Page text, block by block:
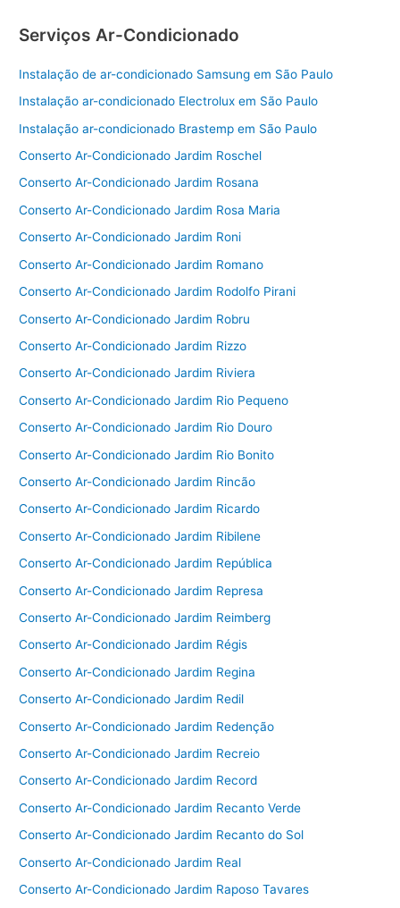
Serviços Ar-Condicionado
Instalação de ar-condicionado Samsung em São Paulo
Instalação ar-condicionado Electrolux em São Paulo
Instalação ar-condicionado Brastemp em São Paulo
Conserto Ar-Condicionado Jardim Roschel
Conserto Ar-Condicionado Jardim Rosana
Conserto Ar-Condicionado Jardim Rosa Maria
Conserto Ar-Condicionado Jardim Roni
Conserto Ar-Condicionado Jardim Romano
Conserto Ar-Condicionado Jardim Rodolfo Pirani
Conserto Ar-Condicionado Jardim Robru
Conserto Ar-Condicionado Jardim Rizzo
Conserto Ar-Condicionado Jardim Riviera
Conserto Ar-Condicionado Jardim Rio Pequeno
Conserto Ar-Condicionado Jardim Rio Douro
Conserto Ar-Condicionado Jardim Rio Bonito
Conserto Ar-Condicionado Jardim Rincão
Conserto Ar-Condicionado Jardim Ricardo
Conserto Ar-Condicionado Jardim Ribilene
Conserto Ar-Condicionado Jardim República
Conserto Ar-Condicionado Jardim Represa
Conserto Ar-Condicionado Jardim Reimberg
Conserto Ar-Condicionado Jardim Régis
Conserto Ar-Condicionado Jardim Regina
Conserto Ar-Condicionado Jardim Redil
Conserto Ar-Condicionado Jardim Redenção
Conserto Ar-Condicionado Jardim Recreio
Conserto Ar-Condicionado Jardim Record
Conserto Ar-Condicionado Jardim Recanto Verde
Conserto Ar-Condicionado Jardim Recanto do Sol
Conserto Ar-Condicionado Jardim Real
Conserto Ar-Condicionado Jardim Raposo Tavares